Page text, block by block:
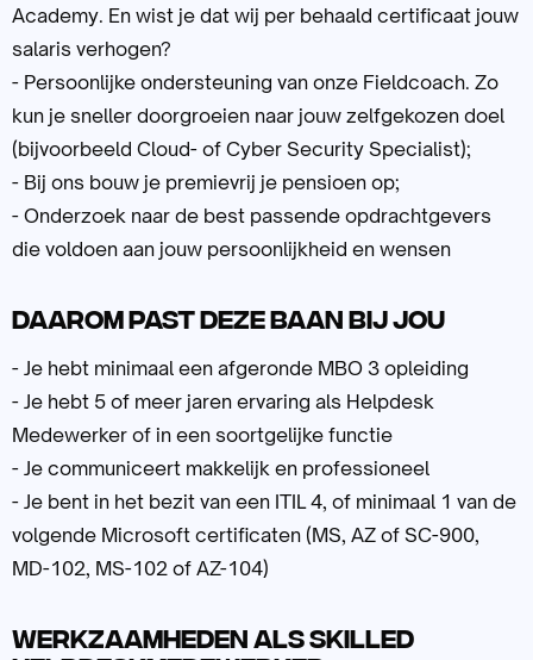
Academy. En wist je dat wij per behaald certificaat jouw
salaris verhogen?
- Persoonlijke ondersteuning van onze Fieldcoach. Zo
kun je sneller doorgroeien naar jouw zelfgekozen doel
(bijvoorbeeld Cloud- of Cyber Security Specialist);
- Bij ons bouw je premievrij je pensioen op;
- Onderzoek naar de best passende opdrachtgevers
die voldoen aan jouw persoonlijkheid en wensen
Daarom past deze baan bij jou
- Je hebt minimaal een afgeronde MBO 3 opleiding
- Je hebt 5 of meer jaren ervaring als Helpdesk
Medewerker of in een soortgelijke functie
- Je communiceert makkelijk en professioneel
- Je bent in het bezit van een ITIL 4, of minimaal 1 van de
volgende Microsoft certificaten (MS, AZ of SC-900,
MD-102, MS-102 of AZ-104)
Werkzaamheden als Skilled